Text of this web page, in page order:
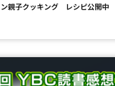
ン親子クッキング レシピ公開中